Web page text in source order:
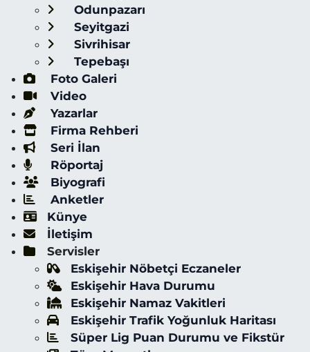
Odunpazarı
Seyitgazi
Sivrihisar
Tepebaşı
Foto Galeri
Video
Yazarlar
Firma Rehberi
Seri İlan
Röportaj
Biyografi
Anketler
Künye
İletişim
Servisler
Eskişehir Nöbetçi Eczaneler
Eskişehir Hava Durumu
Eskişehir Namaz Vakitleri
Eskişehir Trafik Yoğunluk Haritası
Süper Lig Puan Durumu ve Fikstür